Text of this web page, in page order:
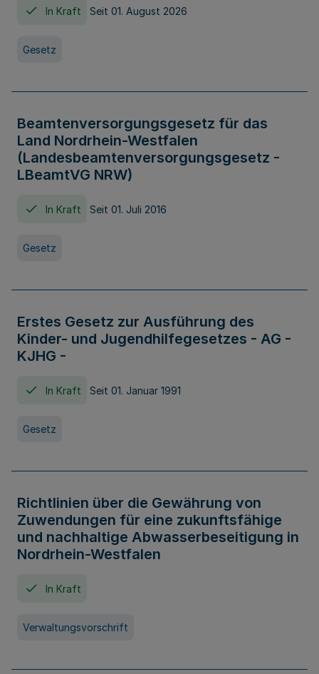
In Kraft Seit 01. August 2026
Gesetz
Beamtenversorgungsgesetz für das
Land Nordrhein-Westfalen
(Landesbeamtenversorgungsgesetz -
LBeamtVG NRW)
In Kraft Seit 01. Juli 2016
Gesetz
Erstes Gesetz zur Ausführung des
Kinder- und Jugendhilfegesetzes - AG -
KJHG -
In Kraft Seit 01. Januar 1991
Gesetz
Richtlinien über die Gewährung von
Zuwendungen für eine zukunftsfähige
und nachhaltige Abwasserbeseitigung in
Nordrhein-Westfalen
In Kraft
Verwaltungsvorschrift